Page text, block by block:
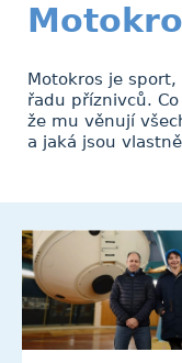
Motokros je
řadu příznivců.
že mu věnují
a jaká jsou